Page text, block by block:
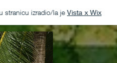
stranicu izradio/la je Vista x Wix